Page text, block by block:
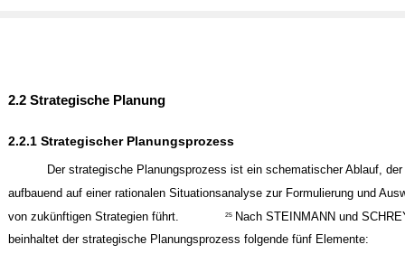
2.2 Strategische Planung
2.2.1 Strategischer Planungsprozess
Der strategische Planungsprozess ist ein schematischer Ablauf, der
aufbauend auf einer rationalen Situationsanalyse zur Formulierung und
von zukünftigen Strategien führt.
25 Nach STEINMANN und
beinhaltet der strategische Planungsprozess folgende fünf Elemente: